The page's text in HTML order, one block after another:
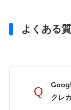
よくある
Q
クレ